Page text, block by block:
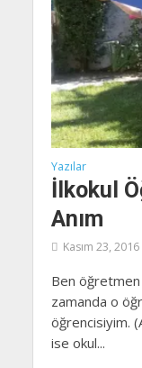
Yazılar
İlkokul
Anım
Kasım 23, 2016
Ben öğretmen
zamanda o
öğrencisiyim.
ise okul...